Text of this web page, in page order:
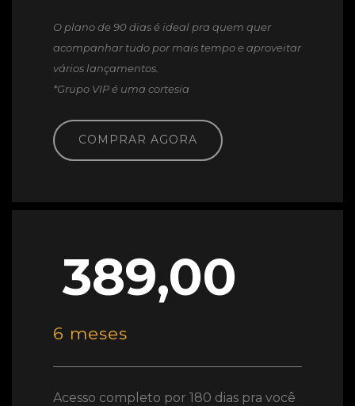
O plano de 90 dias é ideal pra quem quer
acompanhar tudo por mais tempo e aproveitar
vários lançamentos.
*Grupo VIP é uma cortesia
COMPRAR AGORA
389,00
6 meses
Acesso completo por 180 dias pra você